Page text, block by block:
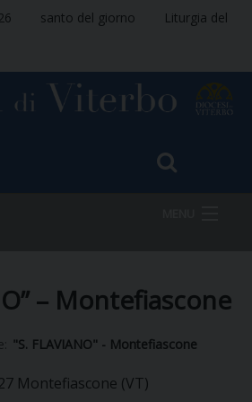
santo del giorno Liturgia del
– Montefiascone
"S. FLAVIANO" - Montefiascone
Montefiascone (VT)